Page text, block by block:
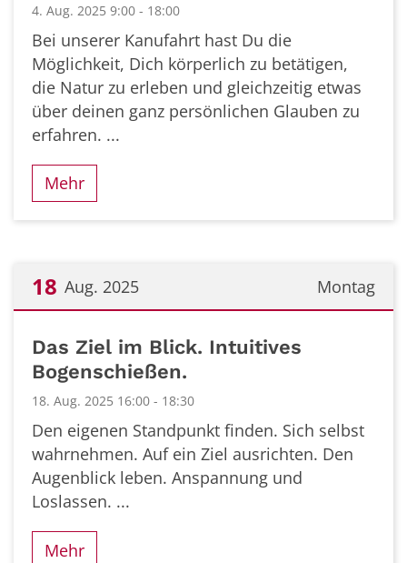
4. Aug. 2025 9:00 - 18:00
Bei unserer Kanufahrt hast Du die
Möglichkeit, Dich körperlich zu betätigen,
die Natur zu erleben und gleichzeitig etwas
über deinen ganz persönlichen Glauben zu
erfahren. ...
Mehr
Montag
18 Aug. 2025
Das Ziel im Blick. Intuitives
Bogenschießen.
18. Aug. 2025 16:00 - 18:30
Den eigenen Standpunkt finden. Sich selbst
wahrnehmen. Auf ein Ziel ausrichten. Den
Augenblick leben. Anspannung und
Loslassen. ...
Mehr